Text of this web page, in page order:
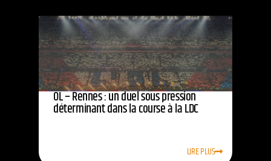
OL – Rennes : un duel sous pression
déterminant dans la course à la LDC
LIRE PLUS